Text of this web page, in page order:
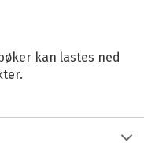
kan lastes ned